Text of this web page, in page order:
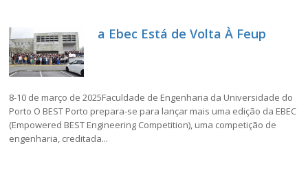
a Ebec Está de Volta À Feup
8-10 de março de 2025Faculdade de Engenharia da Universidade do
Porto O BEST Porto prepara-se para lançar mais uma edição da EBEC
(Empowered BEST Engineering Competition), uma competição de
engenharia, creditada...